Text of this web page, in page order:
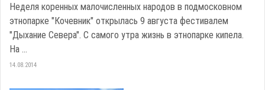
Неделя коренных малочисленных народов в подмосковном
этнопарке "Кочевник" открылась 9 августа фестивалем
"Дыхание Севера". С самого утра жизнь в этнопарке кипела.
На ...
14.08.2014